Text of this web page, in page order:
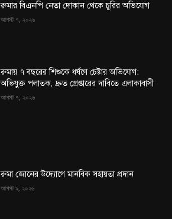
রুমার বিএনপি নেতা দোকান থেকে চুরির অভিযোগ
আগস্ট ৭, ২০২৬
রুমায় ৭ বছরের শিশুকে ধর্ষণে চেষ্টার অভিযোগ:
অভিযুক্ত পলাতক, দ্রুত গ্রেপ্তারের দাবিতে এলাকাবাসী
আগস্ট ৭, ২০২৬
রুমা জোনের উদ্যোগে মানবিক সহায়তা প্রদান
আগস্ট ৯, ২০২৬